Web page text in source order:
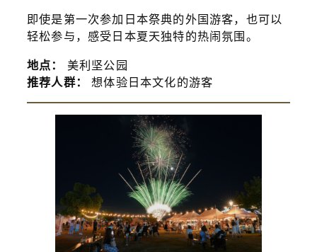
即使是第一次参加日本祭典的外国游客，也可以
轻松参与，感受日本夏天独特的热闹氛围。
地点：
美利坚公园
推荐人群：
想体验日本文化的游客